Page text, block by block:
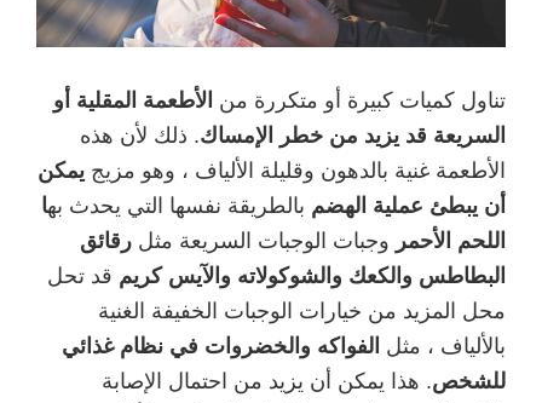
تناول كميات كبيرة أو متكررة من الأطعمة المقلية أو
السريعة قد يزيد من خطر الإمساك. ذلك لأن هذه
الأطعمة غنية بالدهون وقليلة الألياف ، وهو مزيج يمكن
أن يبطئ عملية الهضم بالطريقة نفسها التي يحدث بها
اللحم الأحمر وجبات الوجبات السريعة مثل رقائق
البطاطس والكعك والشوكولاته والآيس كريم قد تحل
محل المزيد من خيارات الوجبات الخفيفة الغنية
بالألياف ، مثل الفواكه والخضروات في نظام غذائي
للشخص. هذا يمكن أن يزيد من احتمال الإصابة